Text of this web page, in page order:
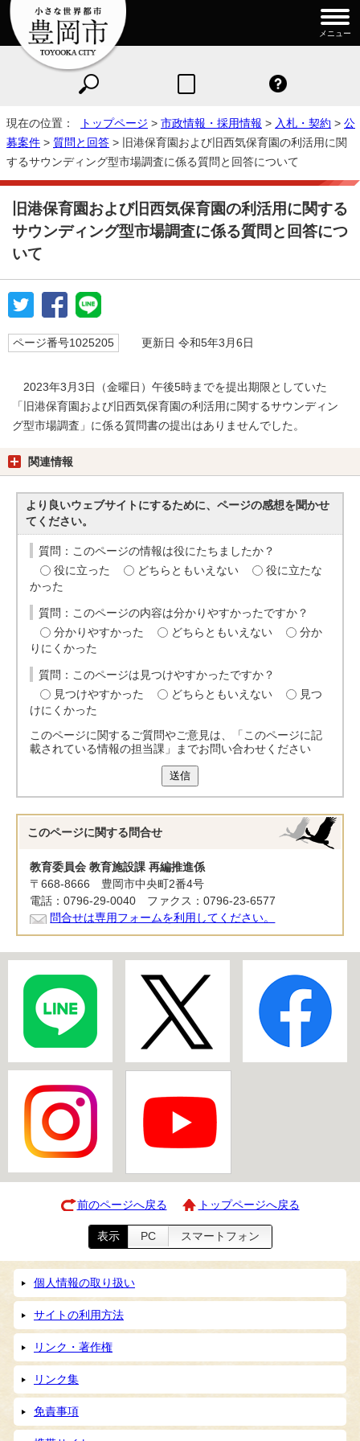
メニュー
現在の位置： トップページ > 市政情報・採用情報 > 入札・契約 > 公
募案件 > 質問と回答 > 旧港保育園および旧西気保育園の利活用に関
するサウンディング型市場調査に係る質問と回答について
旧港保育園および旧西気保育園の利活用に関する
サウンディング型市場調査に係る質問と回答につ
いて
ページ番号1025205 更新日 令和5年3月6日
2023年3月3日（金曜日）午後5時までを提出期限としていた
「旧港保育園および旧西気保育園の利活用に関するサウンディン
グ型市場調査」に係る質問書の提出はありませんでした。
関連情報
より良いウェブサイトにするために、ページの感想を聞かせ
てください。
質問：このページの情報は役にたちましたか？
役に立った
どちらともいえない
役に立たな
かった
質問：このページの内容は分かりやすかったですか？
分かりやすかった
どちらともいえない
分か
りにくかった
質問：このページは見つけやすかったですか？
見つけやすかった
どちらともいえない
見つ
けにくかった
このページに関するご質問やご意見は、「このページに記
載されている情報の担当課」までお問い合わせください
送信
このページに関する 問合せ
教育委員会 教育施設課 再編推進係
〒668-8666 豊岡市中央町2番4号
電話：0796-29-0040 ファクス：0796-23-6577
問合せは専用フォームを利用してください。
前のページへ戻る トップページへ戻る
表示 PC スマートフォン
個人情報の取り扱い
サイトの利用方法
リンク・著作権
リンク集
免責事項